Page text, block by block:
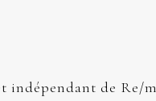
indépendant de Re/